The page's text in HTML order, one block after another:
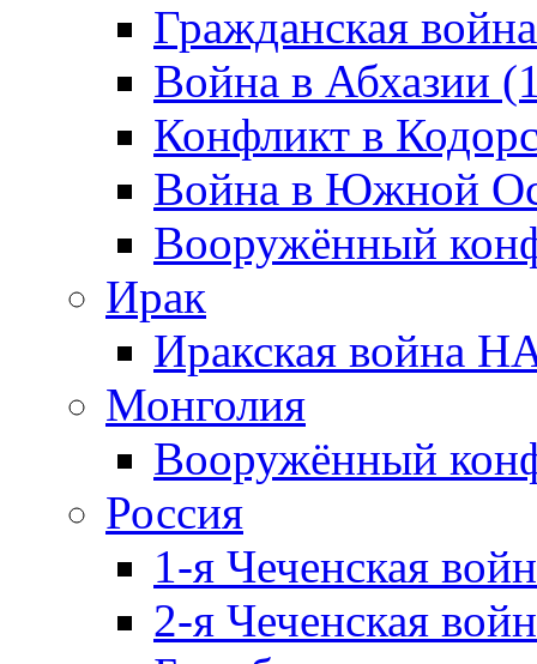
Гражданская
Война в Абхазии
Конфликт в
Война в Южной
Вооружённый
Ирак
Иракская война
Монголия
Вооружённый
Россия
1-я Чеченская
2-я Чеченская